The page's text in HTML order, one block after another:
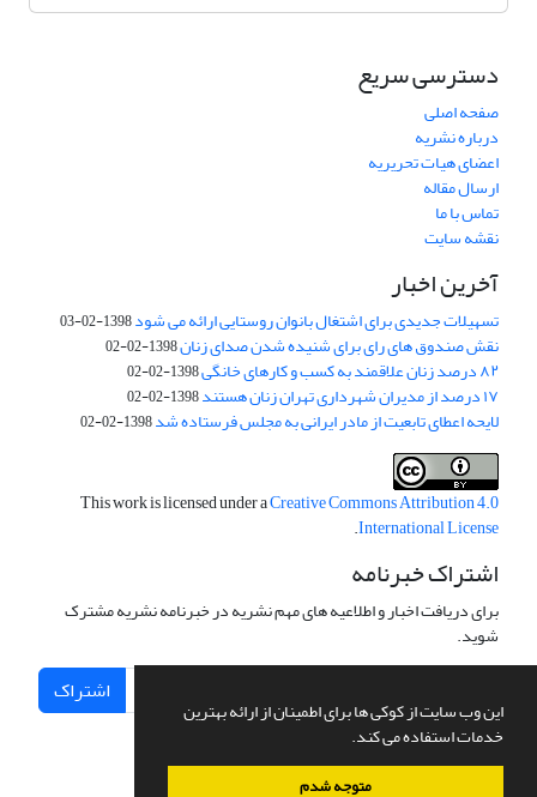
این وب سایت از کوکی ها برای اطمینان از ارائه بهترین
خدمات استفاده می کند.
متوجه شدم
دسترسی سریع
صفحه اصلی
درباره نشریه
اعضای هیات تحریریه
ارسال مقاله
تماس با ما
نقشه سایت
آخرین اخبار
تسهیلات جدیدی برای اشتغال بانوان روستایی ارائه می شود1398-02-03
نقش صندوق های رای برای شنیده شدن صدای زنان1398-02-02
۸۲ درصد زنان علاقمند به کسب و کارهای خانگی 1398-02-02
۱۷ درصد از مدیران شهرداری تهران زنان هستند 1398-02-02
لایحه اعطای تابعیت از مادر ایرانی به مجلس فرستاده شد1398-02-02
This work is licensed under aCreative Commons Attribution 4.0
International License
.
اشتراک خبرنامه
برای دریافت اخبار و اطلاعیه های مهم نشریه در خبرنامه نشریه مشترک
شوید.
اشتراک